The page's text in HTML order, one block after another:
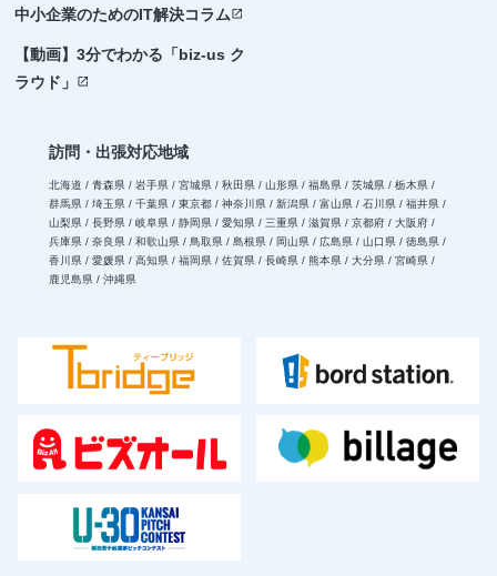
中小企業のためのIT解決コラムopen_in_new
【動画】3分でわかる「biz-us ク
ラウド」
open_in_new
訪問・出張対応地域
北海道 / 青森県 / 岩手県 / 宮城県 / 秋田県 / 山形県 / 福島県 / 茨城県 / 栃木県 /
群馬県 / 埼玉県 / 千葉県 / 東京都 / 神奈川県 / 新潟県 / 富山県 / 石川県 / 福井県 /
山梨県 / 長野県 / 岐阜県 / 静岡県 / 愛知県 / 三重県 / 滋賀県 / 京都府 / 大阪府 /
兵庫県 / 奈良県 / 和歌山県 / 鳥取県 / 島根県 / 岡山県 / 広島県 / 山口県 / 徳島県 /
香川県 / 愛媛県 / 高知県 / 福岡県 / 佐賀県 / 長崎県 / 熊本県 / 大分県 / 宮崎県 /
鹿児島県 / 沖縄県